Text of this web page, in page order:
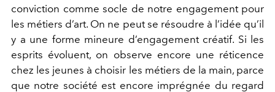
conviction comme socle de notre engagement pour
les métiers d’art. On ne peut se résoudre à l’idée qu’il
y a une forme mineure d’engagement créatif. Si les
esprits évoluent, on observe encore une réticence
chez les jeunes à choisir les métiers de la main, parce
que notre société est encore imprégnée du regard